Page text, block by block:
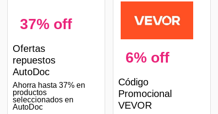
37% off
Ofertas
repuestos
AutoDoc
Ahorra hasta 37% en
productos
seleccionados en
AutoDoc
6% off
Código
Promocional
VEVOR